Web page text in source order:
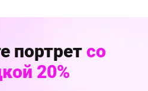
портрет со
20%